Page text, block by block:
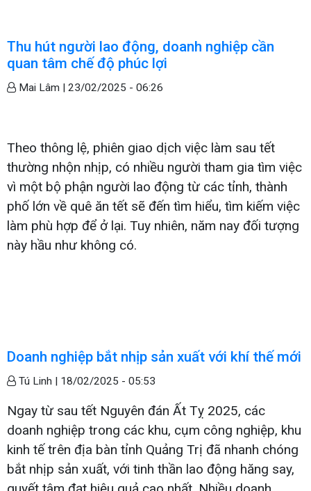
Thu hút người lao động, doanh nghiệp cần
quan tâm chế độ phúc lợi
Mai Lâm | 23/02/2025 - 06:26
Theo thông lệ, phiên giao dịch việc làm sau tết
thường nhộn nhịp, có nhiều người tham gia tìm việc
vì một bộ phận người lao động từ các tỉnh, thành
phố lớn về quê ăn tết sẽ đến tìm hiểu, tìm kiếm việc
làm phù hợp để ở lại. Tuy nhiên, năm nay đối tượng
này hầu như không có.
Doanh nghiệp bắt nhịp sản xuất với khí thế mới
Tú Linh | 18/02/2025 - 05:53
Ngay từ sau tết Nguyên đán Ất Tỵ 2025, các
doanh nghiệp trong các khu, cụm công nghiệp, khu
kinh tế trên địa bàn tỉnh Quảng Trị đã nhanh chóng
bắt nhịp sản xuất, với tinh thần lao động hăng say,